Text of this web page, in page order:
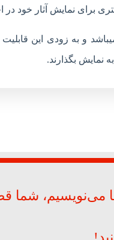
برای نمایش آثار خود در
و به زودی این
نمایش بگذارند.
می‌نویسیم، شما